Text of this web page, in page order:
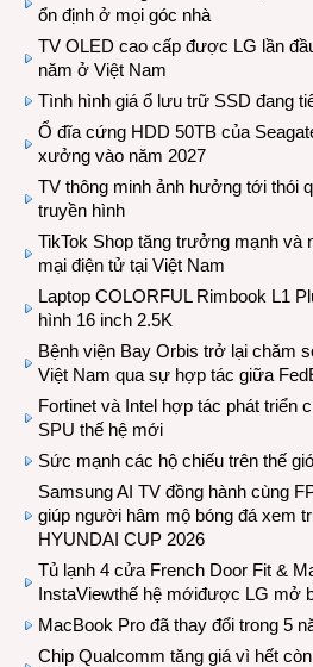
ổn định ở mọi góc nhà
TV OLED cao cấp được LG lần
năm ở Việt Nam
Tình hình giá ổ lưu trữ SSD đang
Ổ đĩa cứng HDD 50TB của
xưởng vào năm 2027
TV thông minh ảnh hưởng tới thói
truyền hình
TikTok Shop tăng trưởng mạnh và
mại điện tử tại Việt Nam
Laptop COLORFUL Rimbook L1
hình 16 inch 2.5K
Bệnh viện Bay Orbis trở lại chăm
Việt Nam qua sự hợp tác giữa
Fortinet và Intel hợp tác phát triển
SPU thế hệ mới
Sức mạnh các hộ chiếu trên thế
Samsung AI TV đồng hành cùng
giúp người hâm mộ bóng đá xem
HYUNDAI CUP 2026
Tủ lạnh 4 cửa French Door Fit &
InstaViewthế hệ mớiđược LG mở
MacBook Pro đã thay đổi trong 5
Chip Qualcomm tăng giá vì hết